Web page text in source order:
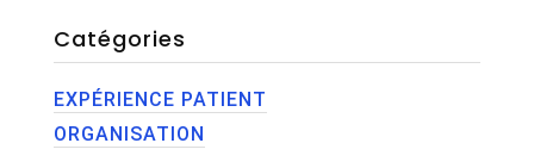
Catégories
EXPÉRIENCE PATIENT
ORGANISATION